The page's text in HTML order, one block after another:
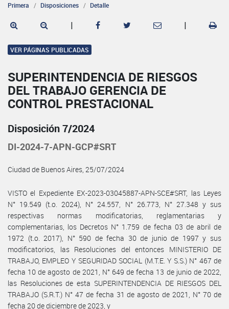
Primera Disposiciones Detalle
| |
VER PÁGINAS PUBLICADAS
SUPERINTENDENCIA DE RIESGOS
DEL TRABAJO GERENCIA DE
CONTROL PRESTACIONAL
Disposición 7/2024
DI-2024-7-APN-GCP#SRT
Ciudad de Buenos Aires, 25/07/2024
VISTO el Expediente EX-2023-03045887-APN-SCE#SRT, las Leyes
N° 19.549 (t.o. 2024), N° 24.557, N° 26.773, N° 27.348 y sus
respectivas normas modificatorias, reglamentarias y
complementarias, los Decretos N° 1.759 de fecha 03 de abril de
1972 (t.o. 2017), N° 590 de fecha 30 de junio de 1997 y sus
modificatorios, las Resoluciones del entonces MINISTERIO DE
TRABAJO, EMPLEO Y SEGURIDAD SOCIAL (M.T.E. Y S.S.) N° 467 de
fecha 10 de agosto de 2021, N° 649 de fecha 13 de junio de 2022,
las Resoluciones de esta SUPERINTENDENCIA DE RIESGOS DEL
TRABAJO (S.R.T.) N° 47 de fecha 31 de agosto de 2021, N° 70 de
fecha 20 de diciembre de 2023, y